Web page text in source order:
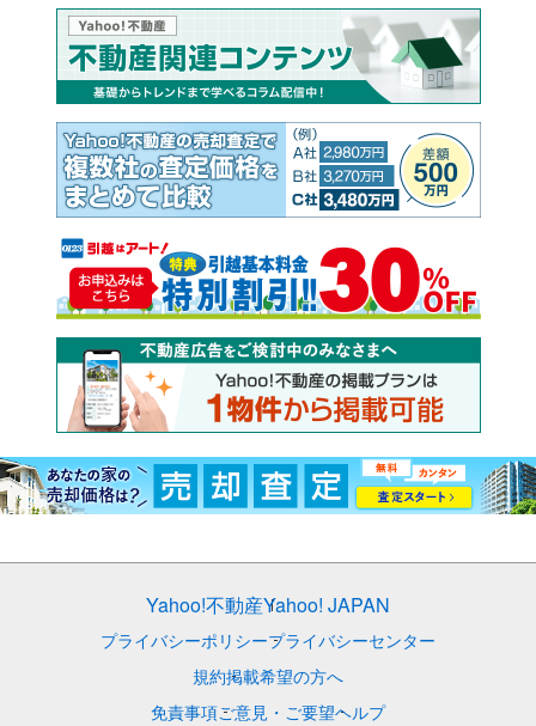
Yahoo!不動産Yahoo! JAPAN
プライバシーポリシープライバシーセンター
規約掲載希望の方へ
免責事項ご意見・ご要望ヘルプ